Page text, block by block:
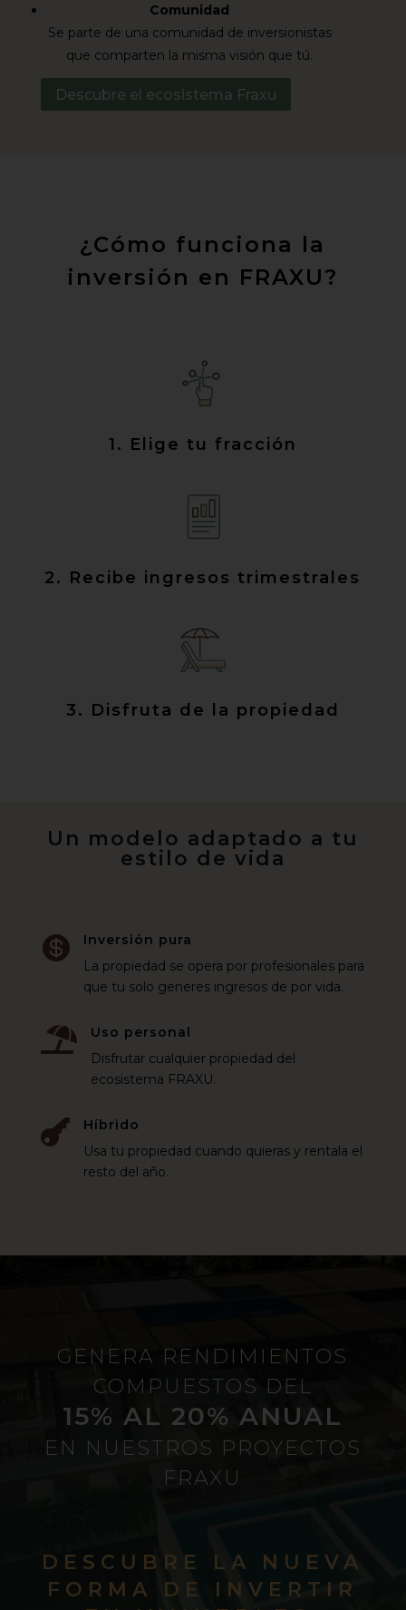
Comunidad
Se parte de una comunidad de inversionistas
que comparten la misma visión que tú.
Descubre el ecosistema Fraxu
¿Cómo funciona la
inversión en FRAXU?
1. Elige tu fracción
2. Recibe ingresos trimestrales
3. Disfruta de la propiedad
Un modelo adaptado a tu
estilo de vida

Inversión pura
La propiedad se opera por profesionales para
que tu solo generes ingresos de por vida.

Uso personal
Disfrutar cualquier propiedad del
ecosistema FRAXU.

Híbrido
Usa tu propiedad cuando quieras y rentala el
resto del año.
GENERA RENDIMIENTOS
COMPUESTOS DEL
15% AL 20% ANUAL
EN NUESTROS PROYECTOS
FRAXU
DESCUBRE LA NUEVA
FORMA DE INVERTIR